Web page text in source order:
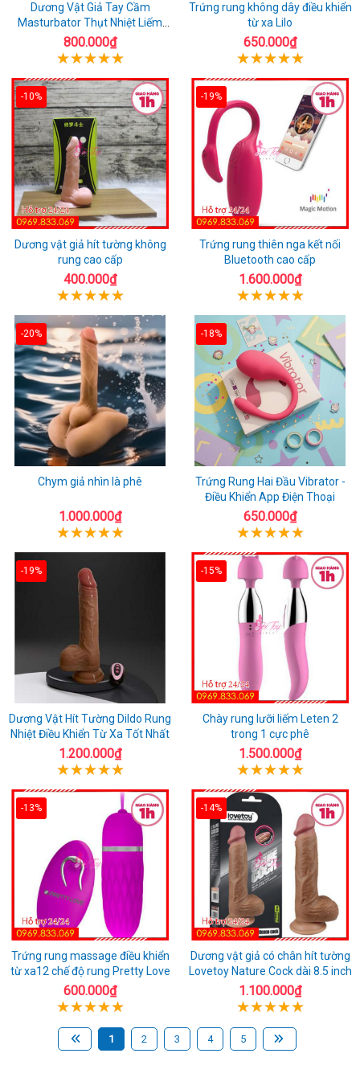
Dương Vật Giả Tay Cầm
Masturbator Thụt Nhiệt Liếm
Rung
800.000₫
Trứng rung không dây điều khiển
từ xa Lilo
650.000₫
-10%
Dương vật giả hít tường không
rung cao cấp
400.000₫
-19%
Trứng rung thiên nga kết nối
Bluetooth cao cấp
1.600.000₫
-20%
Chym giả nhìn là phê
1.000.000₫
-18%
Trứng Rung Hai Đầu Vibrator -
Điều Khiển App Điện Thoại
650.000₫
-19%
Dương Vật Hít Tường Dildo Rung
Nhiệt Điều Khiển Từ Xa Tốt Nhất
1.200.000₫
-15%
Chày rung lưỡi liếm Leten 2
trong 1 cực phê
1.500.000₫
-13%
Trứng rung massage điều khiển
từ xa12 chế độ rung Pretty Love
600.000₫
-14%
Dương vật giả có chân hít tường
Lovetoy Nature Cock dài 8.5 inch
1.100.000₫
1 2 3 4 5